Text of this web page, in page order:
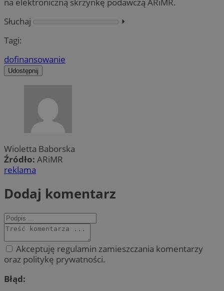
Słuchaj
⏵︎
Tagi:
dofinansowanie
Udostępnij
Wioletta Baborska
Źródło: ARiMR
reklama
Dodaj komentarz
Akceptuję regulamin zamieszczania komentarzy
oraz politykę prywatności.
Błąd: